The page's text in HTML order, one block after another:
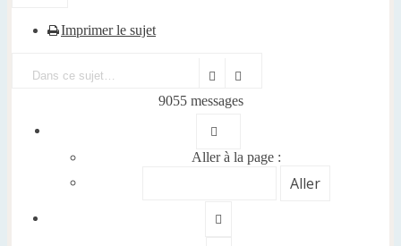
Imprimer le sujet
Rechercher
9055 messages
Aller à la page :